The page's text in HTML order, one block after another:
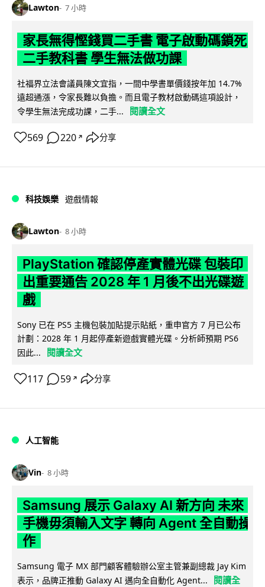
Lawton 7 小時
家長無得慳錢買二手書 電子啟動碼鎖死
二手教科書 學生無法做功課
社福界立法會議員陳文宜指，一間中學書單價錢按年加 14.7%
遠超通漲，令家長難以負擔。而且電子教材啟動碼這項設計，
令學生無法完成功課，二手...
閱讀全文
569 220 ↗ 分享
科技娛樂 遊戲情報
Lawton 8 小時
PlayStation 確認停產實體光碟 包裝印
出重要通告 2028 年 1 月後不出光碟遊
戲
Sony 已在 PS5 主機包裝加貼提示貼紙，重申官方 7 月已公布
計劃：2028 年 1 月起停產新遊戲實體光碟。分析師預期 PS6
因此...
閱讀全文
117 59 ↗ 分享
人工智能
Vin 8 小時
Samsung 展示 Galaxy AI 新方向 未來
手機毋須輸入文字 轉向 Agent 全自動操
作
Samsung 電子 MX 部門顧客體驗辦公室主管兼副總裁 Jay Kim
表示，品牌正推動 Galaxy AI 邁向全自動化 Agent...
閱讀全